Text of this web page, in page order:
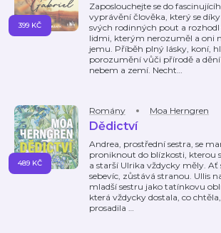
Zaposlouchejte se do
vyprávění člověka, který se díky
svých rodinných pout a rozhodl
lidmi, kterým nerozuměl a oni
jemu. Příběh plný lásky, koní,
porozumění vůči přírodě a
nebem a zemí. Necht…
399 KČ
Romány Moa Herngren
Dědictví
Andrea, prostřední sestra, se
proniknout do blízkosti, kterou
a starší Ulrika vždycky měly. Ať
sebevíc, zůstává stranou. Ullis
mladší sestru jako tatínkovu
která vždycky dostala, co
prosadila …
489 KČ